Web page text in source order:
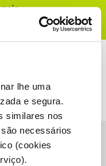
lhe uma
e segura.
similares nos
necessários
(cookies
statement